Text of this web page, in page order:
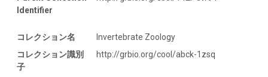
Identifier
コレクション名
Invertebrate Zoology
コレクション識別
子
http://grbio.org/cool/abck-1zsq